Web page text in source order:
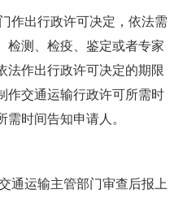
作出行政许可决定，依法需
检测、检疫、鉴定或者专家
法作出行政许可决定的期限
作交通运输行政许可所需时
时间告知申请人。
通运输主管部门审查后报上